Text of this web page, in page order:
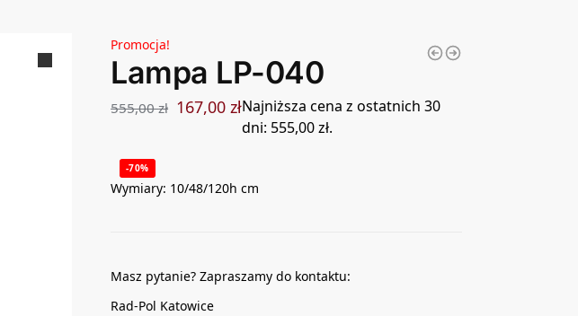
Promocja!
Lampa LP-040
555,00zł 167,00złNajniższa cena z ostatnich 30
dni: 555,00zł.
-70%
Wymiary: 10/48/120h cm
Masz pytanie? Zapraszamy do kontaktu:
Rad-Pol Katowice